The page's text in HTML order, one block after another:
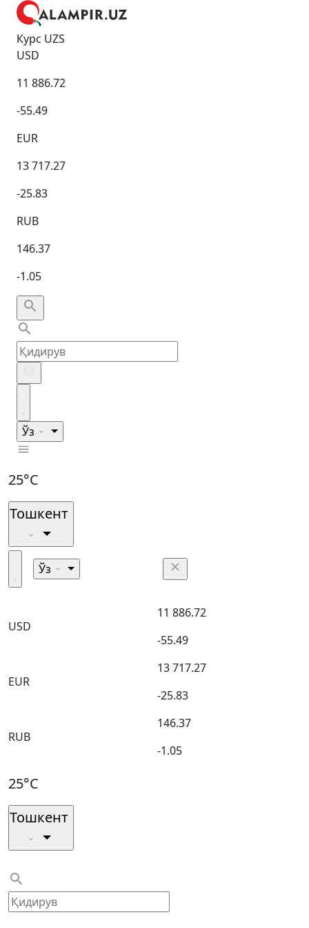
Курс UZS
USD
11 886.72
-55.49
EUR
13 717.27
-25.83
RUB
146.37
-1.05
Ўз
25°C
Тошкент
Ўз
USD
11 886.72
-55.49
EUR
13 717.27
-25.83
RUB
146.37
-1.05
25°C
Тошкент